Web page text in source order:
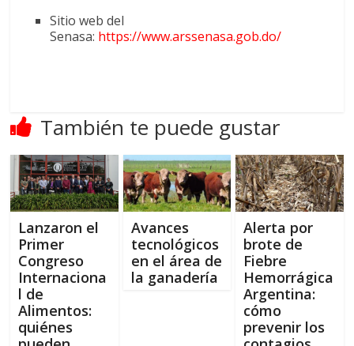
Sitio web del
Senasa: https://www.arssenasa.gob.do/
También te puede gustar
Lanzaron el
Primer
Congreso
Internaciona
l de
Alimentos:
quiénes
Avances
tecnológicos
en el área de
la ganadería
Alerta por
brote de
Fiebre
Hemorrágica
Argentina:
cómo
prevenir los